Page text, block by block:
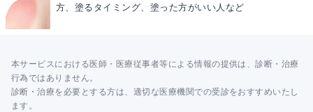
方、塗るタイミング、塗った方がいい人など
本サービスにおける医師・医療従事者等による情報の提供は、診断・治療
行為ではありません。
診断・治療を必要とする方は、適切な医療機関での受診をおすすめいたし
ます。